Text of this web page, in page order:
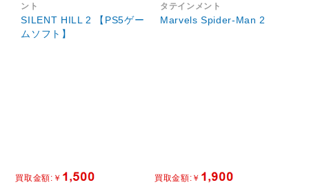
ント
SILENT HILL 2 【PS5ゲー
ムソフト】
タテインメント
Marvels Spider-Man 2